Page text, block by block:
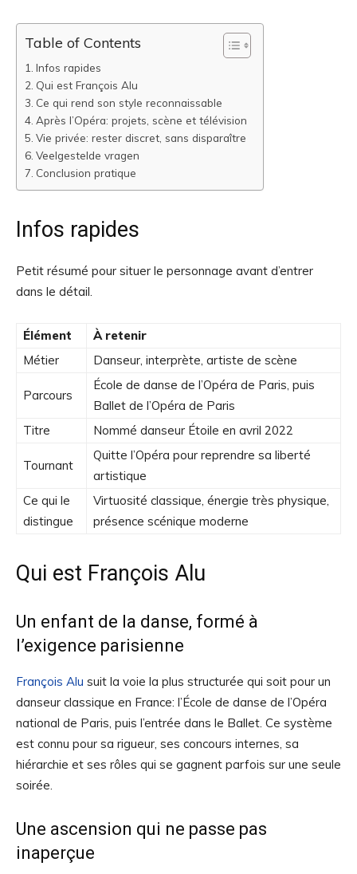
Table of Contents
Infos rapides
Qui est François Alu
Ce qui rend son style reconnaissable
Après l’Opéra: projets, scène et télévision
Vie privée: rester discret, sans disparaître
Veelgestelde vragen
Conclusion pratique
Infos rapides
Petit résumé pour situer le personnage avant d’entrer
dans le détail.
Élément
À retenir
Métier
Danseur, interprète, artiste de scène
Parcours
École de danse de l’Opéra de Paris, puis
Ballet de l’Opéra de Paris
Titre
Nommé danseur Étoile en avril 2022
Tournant
Quitte l’Opéra pour reprendre sa liberté
artistique
Ce qui le
distingue
Virtuosité classique, énergie très physique,
présence scénique moderne
Qui est François Alu
Un enfant de la danse, formé à
l’exigence parisienne
François Alu suit la voie la plus structurée qui soit pour un
danseur classique en France: l’École de danse de l’Opéra
national de Paris, puis l’entrée dans le Ballet. Ce système
est connu pour sa rigueur, ses concours internes, sa
hiérarchie et ses rôles qui se gagnent parfois sur une seule
soirée.
Une ascension qui ne passe pas
inaperçue